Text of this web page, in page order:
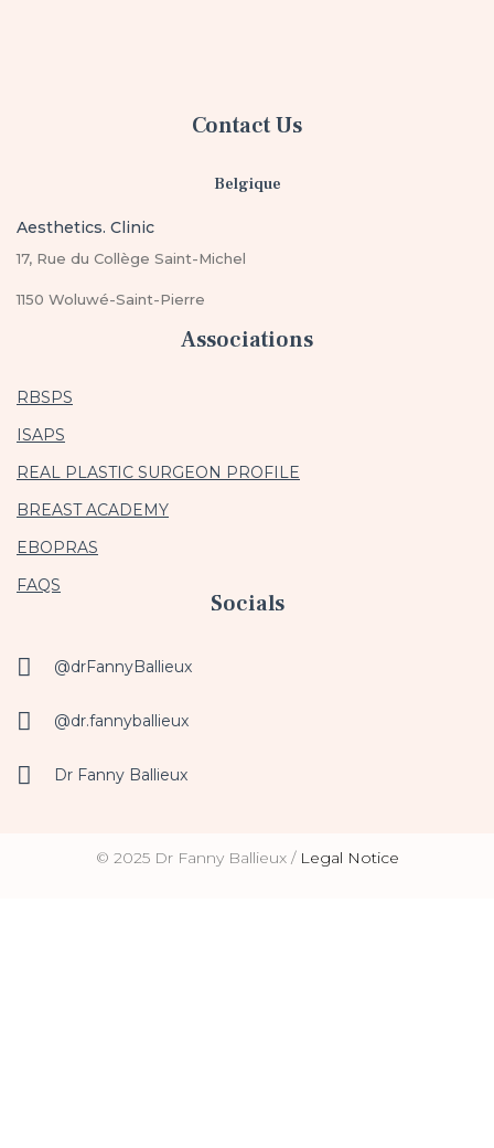
Contact Us
Belgique
Aesthetics. Clinic
17, Rue du Collège Saint-Michel
1150 Woluwé-Saint-Pierre
Associations
RBSPS
ISAPS
REAL PLASTIC SURGEON PROFILE
BREAST ACADEMY
EBOPRAS
FAQS
Socials
@drFannyBallieux
@dr.fannyballieux
Dr Fanny Ballieux
© 2025 Dr Fanny Ballieux / Legal Notice